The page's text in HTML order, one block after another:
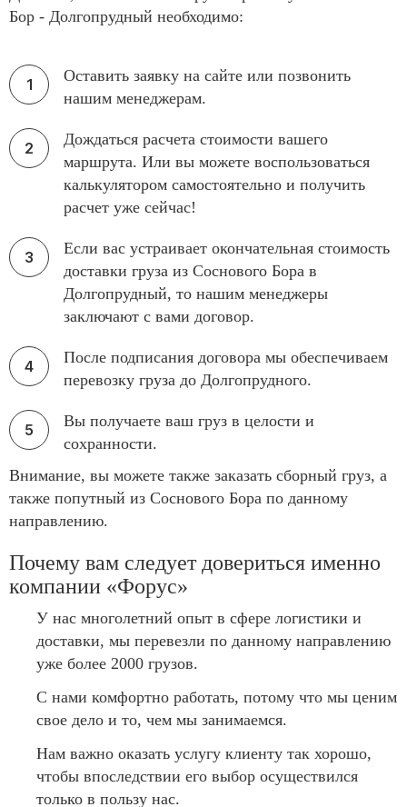
Бор - Долгопрудный необходимо:
Оставить заявку на сайте или позвонить
нашим менеджерам.
Дождаться расчета стоимости вашего
маршрута. Или вы можете воспользоваться
калькулятором самостоятельно и получить
расчет уже сейчас!
Если вас устраивает окончательная стоимость
доставки груза из Соснового Бора в
Долгопрудный, то нашим менеджеры
заключают с вами договор.
После подписания договора мы обеспечиваем
перевозку груза до Долгопрудного.
Вы получаете ваш груз в целости и
сохранности.
Внимание, вы можете также заказать сборный груз, а
также попутный из Соснового Бора по данному
направлению.
Почему вам следует довериться именно
компании «Форус»
У нас многолетний опыт в сфере логистики и
доставки, мы перевезли по данному направлению
уже более 2000 грузов.
С нами комфортно работать, потому что мы ценим
свое дело и то, чем мы занимаемся.
Нам важно оказать услугу клиенту так хорошо,
чтобы впоследствии его выбор осуществился
только в пользу нас.